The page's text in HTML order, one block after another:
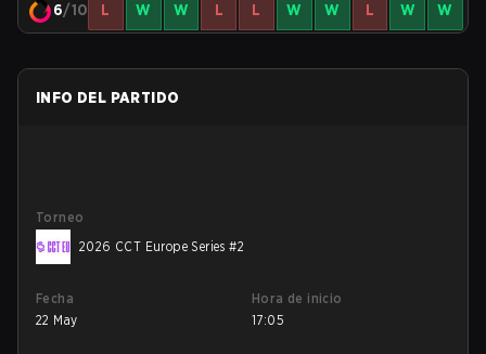
6/10 L W W L L W W L W W
INFO DEL PARTIDO
Torneo
2026 CCT Europe Series #2
Fecha
22 May
Hora de inicio
17:05